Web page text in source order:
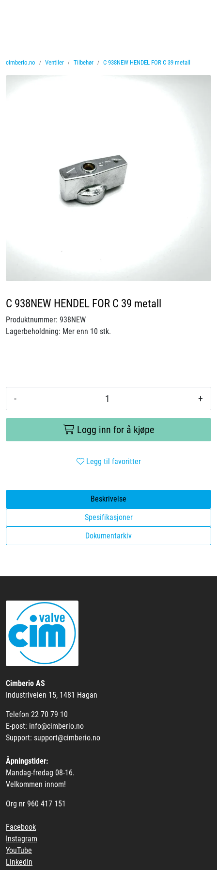
cimberio.no Ventiler Tilbehør C 938NEW HENDEL FOR C 39 metall
C 938NEW HENDEL FOR C 39 metall
Produktnummer: 938NEW
Lagerbeholdning: Mer enn 10 stk.
- +
Logg inn for å kjøpe
Legg til favoritter
Beskrivelse
Spesifikasjoner
Dokumentarkiv
Cimberio AS
Industriveien 15, 1481 Hagan
Telefon 22 70 79 10
E-post: info@cimberio.no
Support: support@cimberio.no
Åpningstider:
Mandag-fredag 08-16.
Velkommen innom!
Org nr 960 417 151
Facebook
Instagram
YouTube
LinkedIn
Vannbehandling
Prosjekter
Om oss
Blogg
Et annerledes selskap